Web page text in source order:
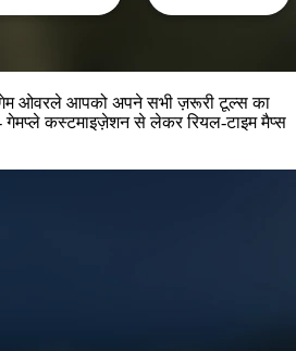
ओवरले आपको अपने सभी ज़रूरी टूल्स का
कस्टमाइज़ेशन से लेकर रियल-टाइम मैप्स